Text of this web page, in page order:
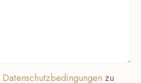
Datenschutzbedingungen zu